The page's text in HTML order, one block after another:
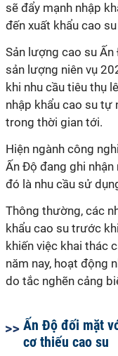
sẽ đẩy mạnh nhập
đến xuất khẩu cao
Sản lượng cao su
sản lượng niên vụ
khi nhu cầu tiêu thụ
nhập khẩu cao su tự
trong thời gian tới.
Hiện ngành công
Ấn Độ đang ghi
đó là nhu cầu sử
Thông thường, các
khẩu cao su trước
khiến việc khai thác
năm nay, hoạt động
do tắc nghẽn cảng
Ấn Độ đối mặt
cơ thiếu cao su